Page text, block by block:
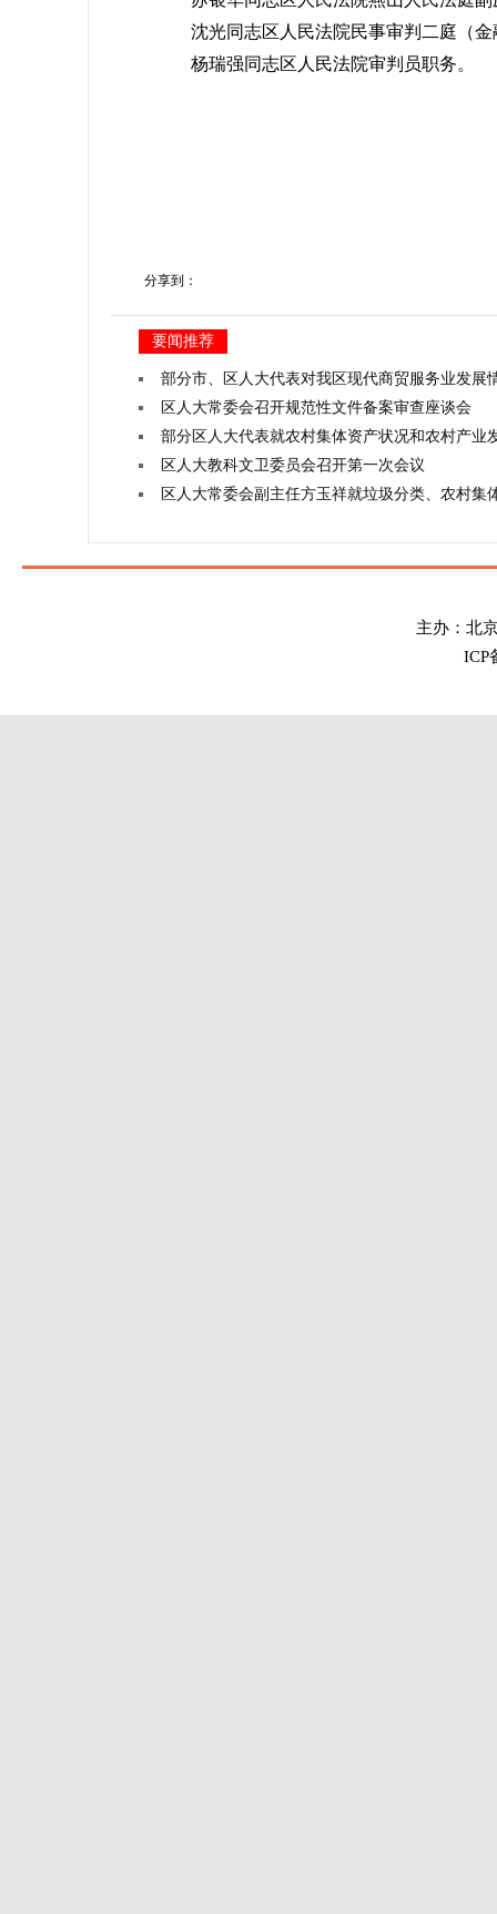
沈光同志区人民法院民事审判二庭（金
杨瑞强同志区人民法院审判员职务。
分享到：
要闻推荐
部分市、区人大代表对我区现代商贸服务业发展
区人大常委会召开规范性文件备案审查座谈会
部分区人大代表就农村集体资产状况和农村产业
区人大教科文卫委员会召开第一次会议
区人大常委会副主任方玉祥就垃圾分类、农村
主办：北
ICP